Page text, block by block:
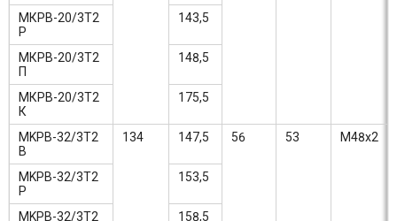
МКРВ-20/3Т2
Р
143,5
МКРВ-20/3Т2
П
148,5
МКРВ-20/3Т2
К
175,5
MKPB-32/3T2
В
134 147,5 56 53 М48х2
MKPB-32/3T2
Р
153,5
MKPB-32/3T2 158,5